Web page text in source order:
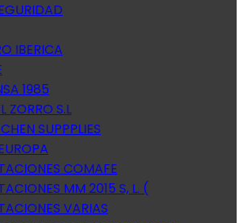
IBERICA
1985
ZORRO S.L
SUPPPLIES
COMAFE
MM 2015 S, L. (
VARIAS